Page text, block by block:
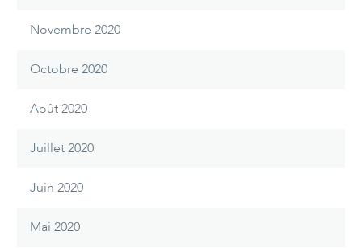
Novembre 2020
Octobre 2020
Août 2020
Juillet 2020
Juin 2020
Mai 2020